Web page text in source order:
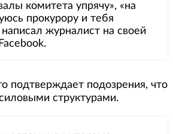
комитета упрячу», «на
прокурору и тебя
журналист на своей
подтверждает подозрения, что
структурами.